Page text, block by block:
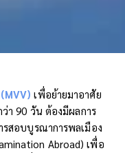
เพื่อย้ายมาอาศัย
า 90 วัน ต้องมีผลการ
สอบบูรณาการพลเมือง
Abroad) เพื่อ